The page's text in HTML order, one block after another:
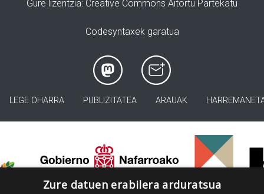
Gure lizentzia: Creative Commons Aitortu Partekatu
Codesyntaxek garatua
LEGE OHARRA PUBLIZITATEA ARAUAK
Zure datuen erabilera arduratsua